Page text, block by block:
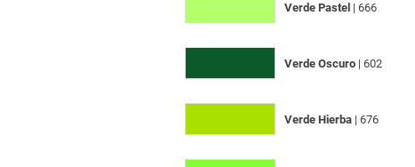
Verde Pastel | 666
Verde Oscuro| 602
Verde Hierba| 676